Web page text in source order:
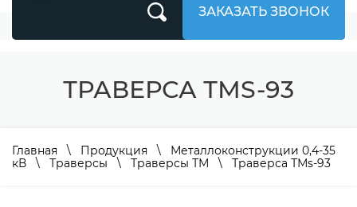
ЗАКАЗАТЬ ЗВОНОК
ТРАВЕРСА ТМS-93
Главная \ Продукция \ Металлоконструкции 0,4-35
кВ \ Траверсы \ Траверсы ТМ \ Траверса ТМs-93